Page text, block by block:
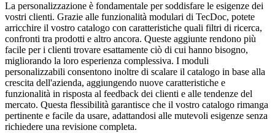
La personalizzazione è fondamentale per soddisfare le esigenze dei
vostri clienti. Grazie alle funzionalità modulari di TecDoc, potete
arricchire il vostro catalogo con caratteristiche quali filtri di ricerca,
confronti tra prodotti e altro ancora. Queste aggiunte rendono più
facile per i clienti trovare esattamente ciò di cui hanno bisogno,
migliorando la loro esperienza complessiva. I moduli
personalizzabili consentono inoltre di scalare il catalogo in base alla
crescita dell'azienda, aggiungendo nuove caratteristiche e
funzionalità in risposta al feedback dei clienti e alle tendenze del
mercato. Questa flessibilità garantisce che il vostro catalogo rimanga
pertinente e facile da usare, adattandosi alle mutevoli esigenze senza
richiedere una revisione completa.